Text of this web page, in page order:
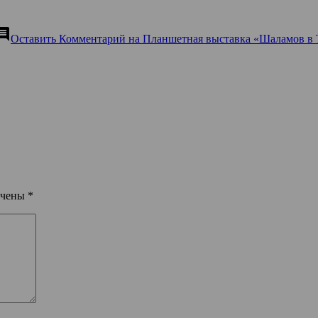
Оставить Комментарий на Планшетная выставка «Шаламов в
*